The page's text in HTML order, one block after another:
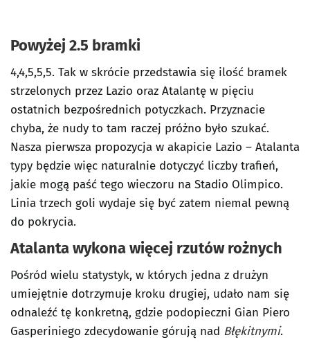
Powyżej 2.5 bramki
4,4,5,5,5. Tak w skrócie przedstawia się ilość bramek
strzelonych przez Lazio oraz Atalantę w pięciu
ostatnich bezpośrednich potyczkach. Przyznacie
chyba, że nudy to tam raczej próżno było szukać.
Nasza pierwsza propozycja w akapicie Lazio – Atalanta
typy będzie więc naturalnie dotyczyć liczby trafień,
jakie mogą paść tego wieczoru na Stadio Olimpico.
Linia trzech goli wydaje się być zatem niemal pewną
do pokrycia.
Atalanta wykona więcej rzutów rożnych
Pośród wielu statystyk, w których jedna z drużyn
umiejętnie dotrzymuje kroku drugiej, udało nam się
odnaleźć tę konkretną, gdzie podopieczni Gian Piero
Gasperiniego zdecydowanie górują nad Błękitnymi.